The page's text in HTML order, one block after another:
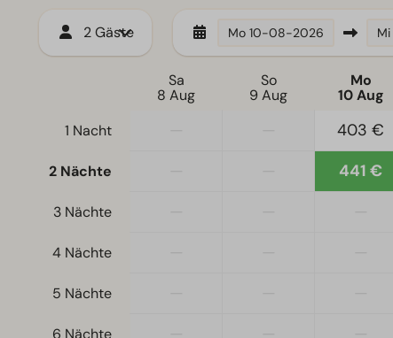
2 Gäste Mo 10-08-2026 Mi
Sa
8 Aug
So
9 Aug
Mo
10 Aug
1 Nacht
403 €
2 Nächte 441 €
3 Nächte
4 Nächte
5 Nächte
6 Nächte